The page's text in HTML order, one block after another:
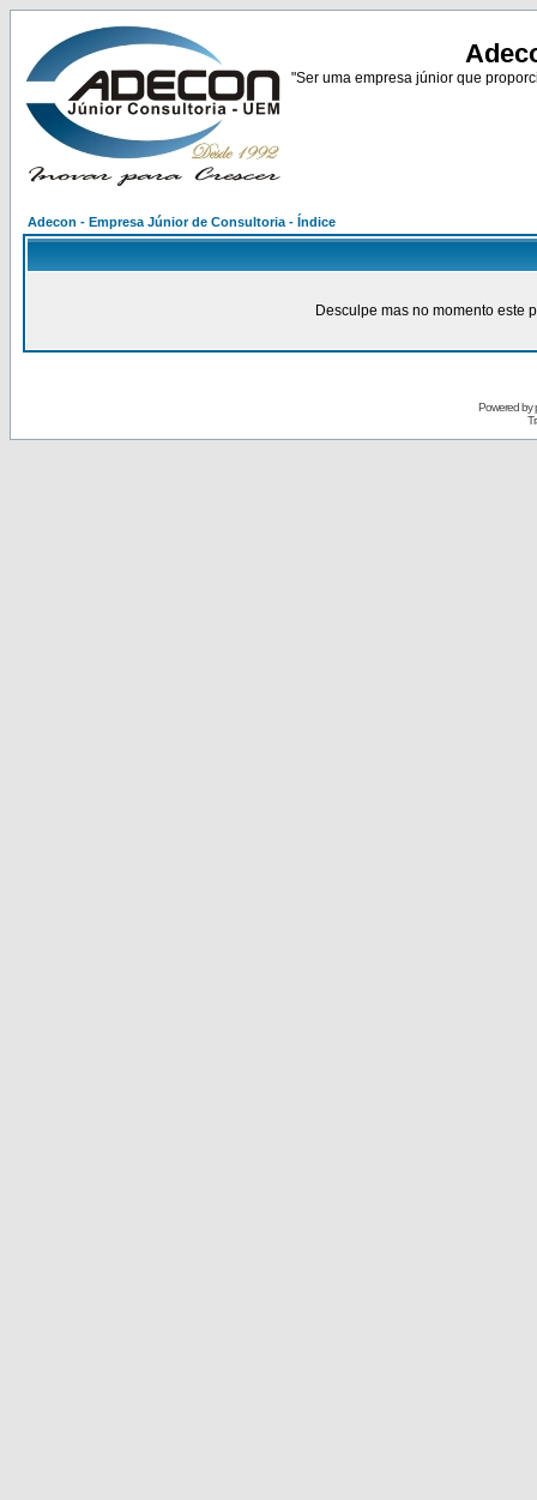
"Ser uma empresa júnior que
Adecon - Empresa Júnior de Consultoria - Índice
Desculpe mas no momento este
Powered by